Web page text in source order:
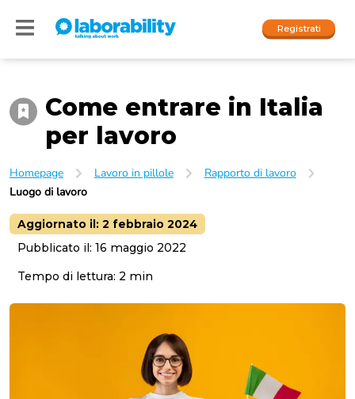
Registrati
I nostri social
Accedi
People
Company
Come entrare in Italia
per lavoro
Homepage Lavoro in pillole
Rapporto di lavoro
Luogo di lavoro
Aggiornato il: 2 febbraio 2024
Pubblicato il: 16 maggio 2022
Tempo di lettura: 2 min